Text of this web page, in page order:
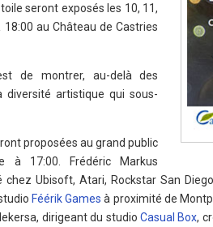
seront exposés les 10, 11,
au Château de Castries
de montrer, au-delà des
diversité artistique qui sous-
proposées au grand public
à 17:00. Frédéric Markus
Ubisoft, Atari, Rockstar San
Féérik Games à proximité de
dirigeant du studio Casual Box,